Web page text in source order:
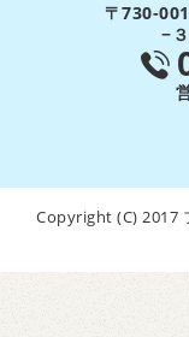
〒730-
−
Copyright (C) 2017